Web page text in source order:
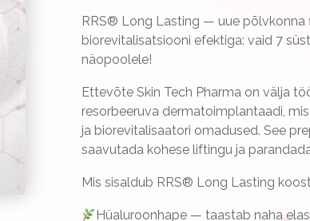
RRS® Long Lasting — uue põlvkonna
biorevitalisatsiooni efektiga: vaid 7
näopoolele!
Ettevõte Skin Tech Pharma on välja
resorbeeruva dermatoimplantaadi,
ja biorevitalisaatori omadused. See
saavutada kohese liftingu ja
Mis sisaldub RRS® Long Lasting
Hüaluroonhape — taastab naha